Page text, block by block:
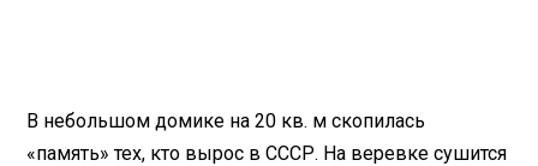
В небольшом домике на 20 кв. м скопилась
«память» тех, кто вырос в СССР. На веревке сушится